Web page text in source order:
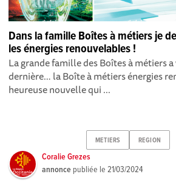
Dans la famille Boîtes à métiers je
les énergies renouvelables !
La grande famille des Boîtes à métiers
dernière… la Boîte à métiers énergies
heureuse nouvelle qui ...
METIERS REGION
Coralie Grezes
annonce publiée le21/03/2024